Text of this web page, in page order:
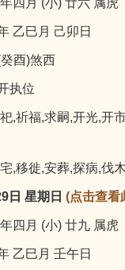
月 (小) 廿六 属虎
巳月 己卯日
酉)煞西
执位
,祈福,求嗣,开光,开
宅,移徙,安葬,探病,伐
日 星期日 (点击查看
月 (小) 廿九 属虎
巳月 壬午日